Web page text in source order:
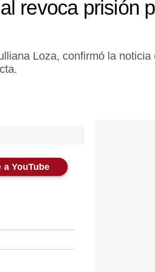
revoca prisión
Loza, confirmó la noticia
YouTube